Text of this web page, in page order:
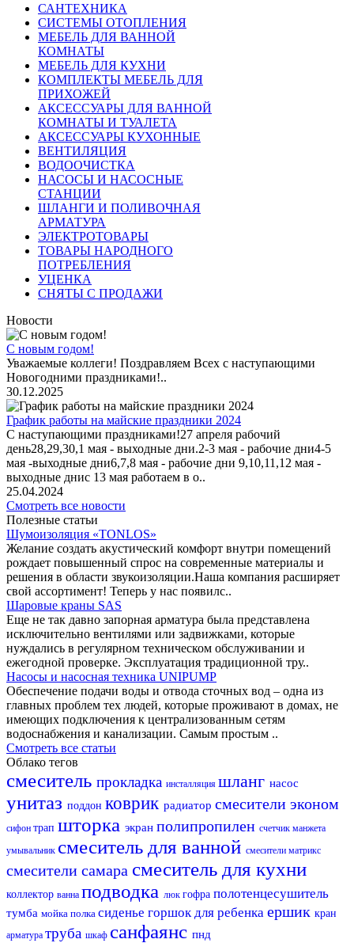
САНТЕХНИКА
СИСТЕМЫ ОТОПЛЕНИЯ
МЕБЕЛЬ ДЛЯ ВАННОЙ
КОМНАТЫ
МЕБЕЛЬ ДЛЯ КУХНИ
КОМПЛЕКТЫ МЕБЕЛЬ ДЛЯ
ПРИХОЖЕЙ
АКСЕССУАРЫ ДЛЯ ВАННОЙ
КОМНАТЫ И ТУАЛЕТА
АКСЕССУАРЫ КУХОННЫЕ
ВЕНТИЛЯЦИЯ
ВОДООЧИСТКА
НАСОСЫ И НАСОСНЫЕ
СТАНЦИИ
ШЛАНГИ И ПОЛИВОЧНАЯ
АРМАТУРА
ЭЛЕКТРОТОВАРЫ
ТОВАРЫ НАРОДНОГО
ПОТРЕБЛЕНИЯ
УЦЕНКА
СНЯТЫ С ПРОДАЖИ
Новости
С новым годом!
Уважаемые коллеги! Поздравляем Всех с наступающими
Новогодними праздниками!..
30.12.2025
График работы на майские праздники 2024
С наступающими праздниками!27 апреля рабочий
день28,29,30,1 мая - выходные дни.2-3 мая - рабочие дни4-5
мая -выходные дни6,7,8 мая - рабочие дни 9,10,11,12 мая -
выходные днис 13 мая работаем в о..
25.04.2024
Смотреть все новости
Полезные статьи
Шумоизоляция «TONLOS»
Желание создать акустический комфорт внутри помещений
рождает повышенный спрос на современные материалы и
решения в области звукоизоляции.Наша компания расширяет
свой ассортимент! Теперь у нас появилс..
Шаровые краны SAS
Еще не так давно запорная арматура была представлена
исключительно вентилями или задвижками, которые
нуждались в регулярном техническом обслуживании и
ежегодной проверке. Эксплуатация традиционной тру..
Насосы и насосная техника UNIPUMP
Обеспечение подачи воды и отвода сточных вод – одна из
главных проблем тех людей, которые проживают в домах, не
имеющих подключения к централизованным сетям
водоснабжения и канализации. Самым простым ..
Смотреть все статьи
Облако тегов
смеситель прокладка инсталляция шланг насос
унитаз поддон коврик радиатор смесители эконом
сифон трап шторка экран полипропилен счетчик манжета
умывальник смеситель для ванной смесители матрикс
смесители самара смеситель для кухни
коллектор ванна подводка люк гофра полотенцесушитель
тумба мойка полка сиденье горшок для ребенка ершик кран
арматура труба шкаф санфаянс пнд